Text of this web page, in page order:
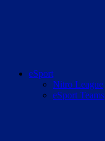
eSport
Nitro League
eSport Teams